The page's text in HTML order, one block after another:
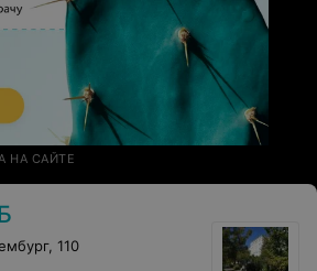
НА САЙТЕ
110